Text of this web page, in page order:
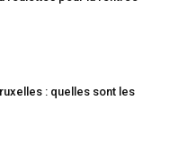
: quelles sont les